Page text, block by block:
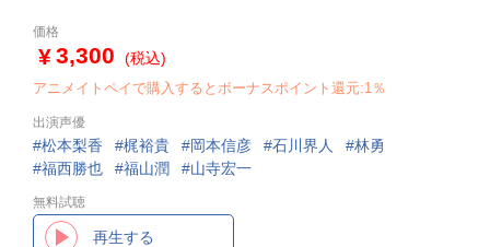
価格
3,300 (税込)
アニメイトペイで購入するとボーナスポイント還元:1％
出演声優
松本梨香 梶裕貴 岡本信彦 石川界人
林勇
福西勝也
福山潤 山寺宏一
無料試聴
再生する